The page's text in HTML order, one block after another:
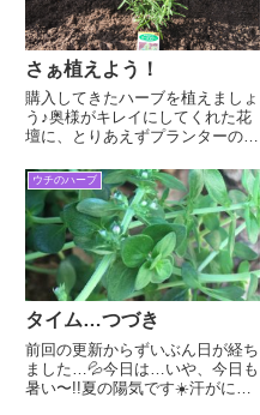
さぁ植えよう！
購入してきたハーブを植えましょ
う♪奥様がキレイにしてくれた花
壇に、とりあえずプランターの土
した！こんだけ植えました。ハー
ブの女王「ラベンダー」。5〜6
月が見ごろらしいので、まだまだ
先ですが、楽しみです。「コモ
ン...
ウチのハーブ
タイム…つづき
前回の更新からずいぶん日が経ち
ました…💦今日は…いや、今日も
暑い〜!!夏の陽気です☀️汗がにじ